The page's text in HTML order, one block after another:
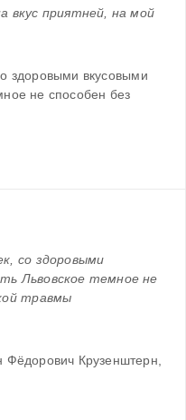
вкус приятней, на мой
не способен без
со здоровыми
Львовское темное не
травмы
Фёдорович Крузенштерн,